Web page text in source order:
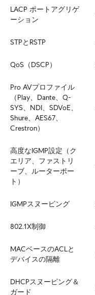
LACP ポートアグリゲ
ーション
STPとRSTP
QoS（DSCP）
Pro AVプロファイル
（Play、Dante、Q-
SYS、NDI、SDVoE、
Shure、AES67、
Crestron）
高度なIGMP設定（ク
エリア、ファストリ
ーブ、ルーターポー
ト）
IGMPスヌーピング
802.1X制御
MACベースのACLと
デバイスの隔離
DHCPスヌーピング＆
ガード